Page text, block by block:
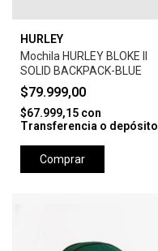
HURLEY
Mochila HURLEY BLOKE II
SOLID BACKPACK-BLUE
$79.999,00
$67.999,15 con
Transferencia o depósito
Comprar